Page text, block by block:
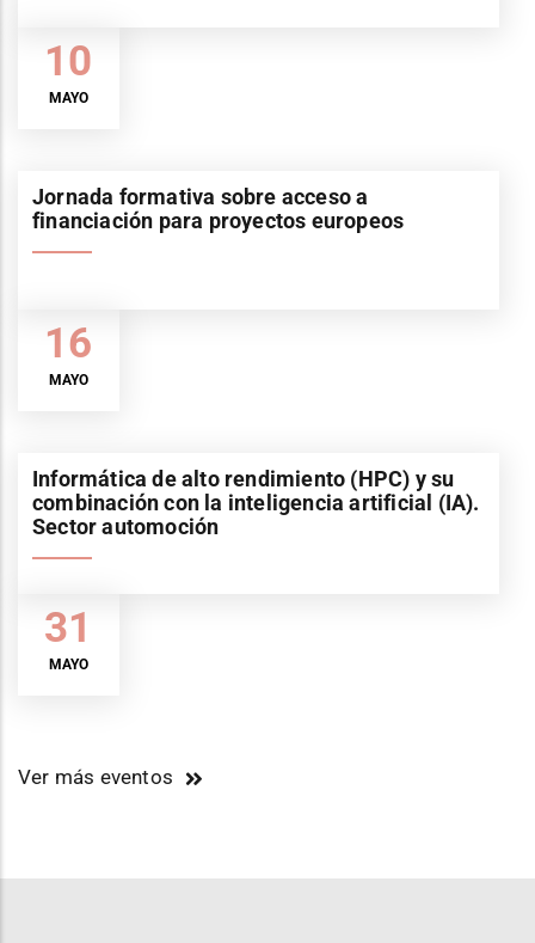
10
MAYO
16
MAYO
Jornada formativa sobre acceso a
financiación para proyectos europeos
31
MAYO
Informática de alto rendimiento (HPC) y su
combinación con la inteligencia artificial (IA).
Sector automoción
Ver más eventos